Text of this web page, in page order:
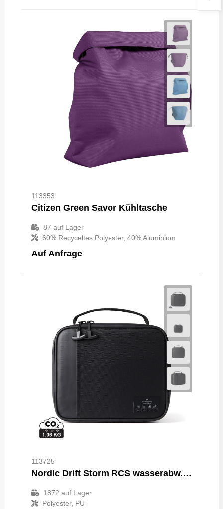
113353
Citizen Green Savor Kühltasche
87 auf Lager
60% Recyceltes Polyester, 40% Aluminium
Auf Anfrage
113725
Nordic Drift Storm RCS wasserabw. Lunch-Kühltasche
1872 auf Lager
Polyester, PU